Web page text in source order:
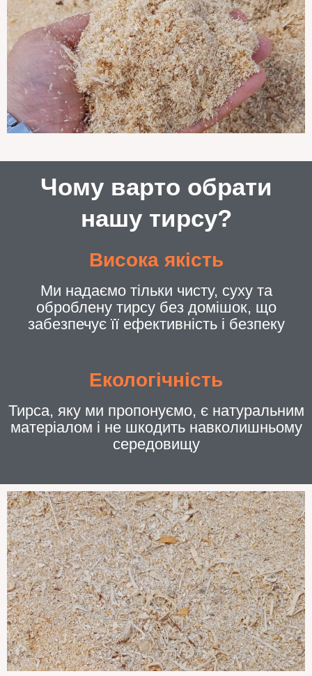
Чому варто обрати
нашу тирсу?
Висока якість
Ми надаємо тільки чисту, суху та
оброблену тирсу без домішок, що
забезпечує її ефективність і безпеку
Екологічність
Тирса, яку ми пропонуємо, є натуральним
матеріалом і не шкодить навколишньому
середовищу